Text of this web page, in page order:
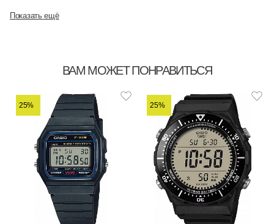
Показать ещё
ВАМ МОЖЕТ ПОНРАВИТЬСЯ
25% 25%